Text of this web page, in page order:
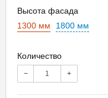
Высота фасада
1300 мм
1800 мм
Количество
− +